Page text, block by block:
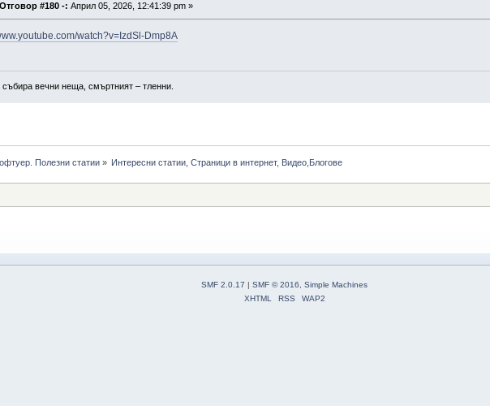
Отговор #180 -: Април 05, 2026, 12:41:39 pm »
watch?v=IzdSl-Dmp8A
събира вечни неща, смъртният – тленни.
Полезни статии » Интересни статии, Страници в интернет, Видео,Блогове
SMF 2.0.17 | SMF © 2016
Simple Machines
XHTML
RSS WAP2